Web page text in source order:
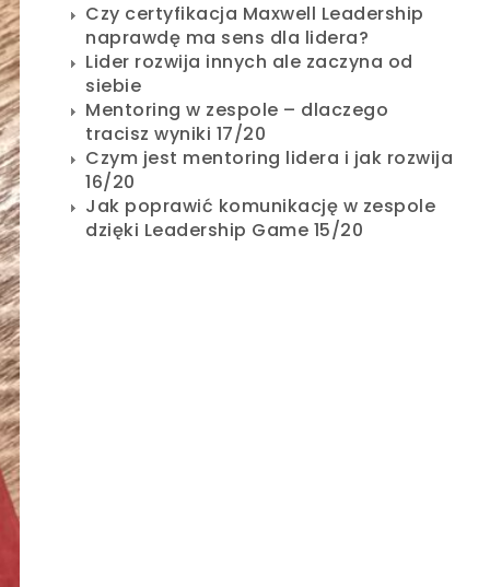
Czy certyfikacja Maxwell Leadership
naprawdę ma sens dla lidera?
Lider rozwija innych ale zaczyna od
siebie
Mentoring w zespole – dlaczego
tracisz wyniki 17/20
Czym jest mentoring lidera i jak rozwija
16/20
Jak poprawić komunikację w zespole
dzięki Leadership Game 15/20